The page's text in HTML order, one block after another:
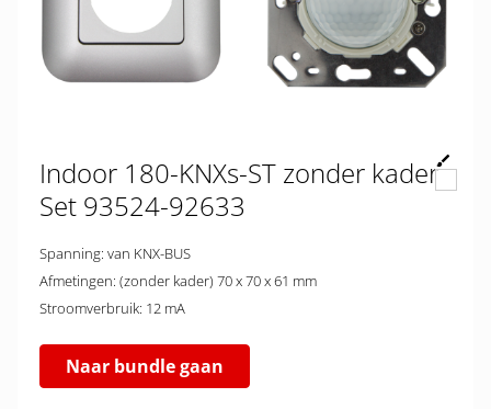
Indoor 180-KNXs-ST zonder kader
Set 93524-92633
Spanning: van KNX-BUS
Afmetingen: (zonder kader) 70 x 70 x 61 mm
Stroomverbruik: 12 mA
Naar bundle gaan